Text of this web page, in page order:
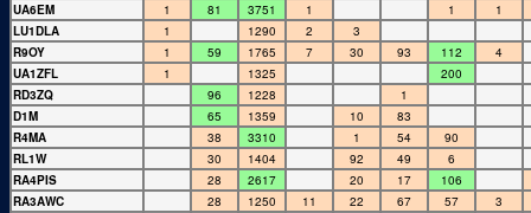
UA6EM
1 81 3751 1 1
1
LU1DLA
1 1290 2
3
R9OY
1 59 1765 7 30 93 112
4
UA1ZFL
1 1325
200
RD3ZQ
96 1228
1
D1M
65 1359 10
83
R4MA
38 3310 1 54
90
RL1W
30 1404 92 49
6
RA4PIS
28 2617 20 17
106
RA3AWC
28 1250 11 22 67 57
3